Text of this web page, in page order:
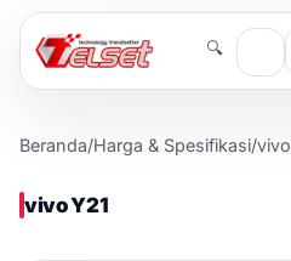
🔍
Beranda/Harga & Spesifikasi/vivo
vivo Y21